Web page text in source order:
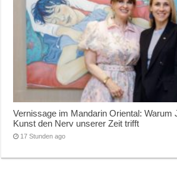
Vernissage im Mandarin Oriental: Warum
Kunst den Nerv unserer Zeit trifft
17 Stunden ago